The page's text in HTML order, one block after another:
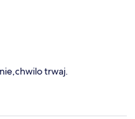
trwaj.